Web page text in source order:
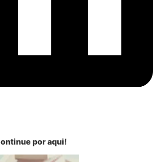
por aqui!